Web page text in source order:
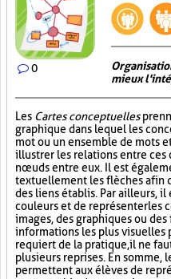
0
mieux
Les Cartes conceptuelles
graphique dans lequel les
mot ou un ensemble de mots
illustrer les relations entre ces
nœuds entre eux. Il est
textuellement les flèches afin
des liens établis. Par ailleurs,
couleurs et de représenter les
images, des graphiques ou
informations les plus visuelles
requiert de la pratique, il ne
plusieurs reprises. En somme,
permettent aux élèves de